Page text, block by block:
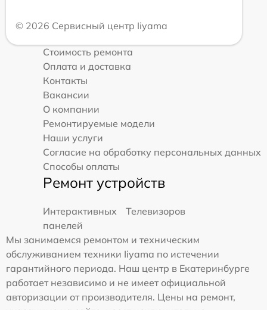
© 2026 Сервисный центр Iiyama
Стоимость ремонта
Оплата и доставка
Контакты
Вакансии
О компании
Ремонтируемые модели
Наши услуги
Согласие на обработку персональных данных
Способы оплаты
Ремонт устройств
Интерактивных
панелей
Телевизоров
Мы занимаемся ремонтом и техническим
обслуживанием техники Iiyama по истечении
гарантийного периода. Наш центр в Екатеринбурге
работает независимо и не имеет официальной
авторизации от производителя. Цены на ремонт,